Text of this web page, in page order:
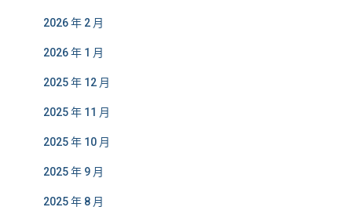
2026 年 2 月
2026 年 1 月
2025 年 12 月
2025 年 11 月
2025 年 10 月
2025 年 9 月
2025 年 8 月